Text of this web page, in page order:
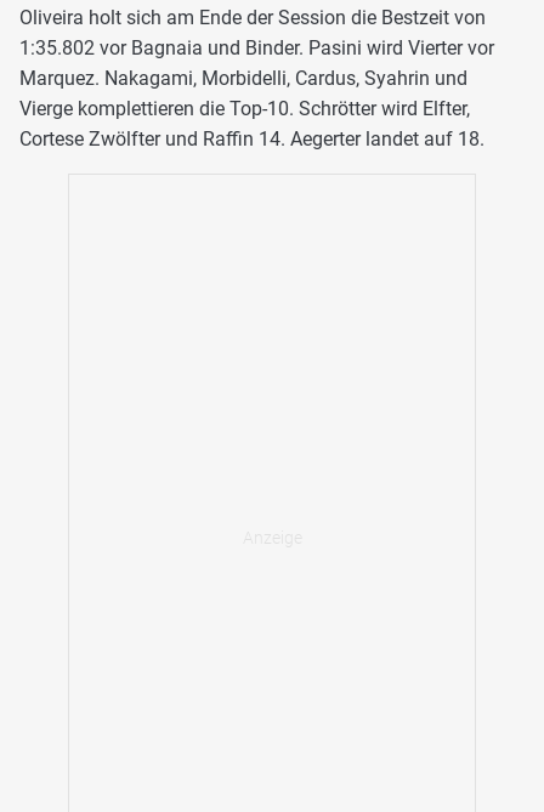
Oliveira holt sich am Ende der Session die Bestzeit von
1:35.802 vor Bagnaia und Binder. Pasini wird Vierter vor
Marquez. Nakagami, Morbidelli, Cardus, Syahrin und
Vierge komplettieren die Top-10. Schrötter wird Elfter,
Cortese Zwölfter und Raffin 14. Aegerter landet auf 18.